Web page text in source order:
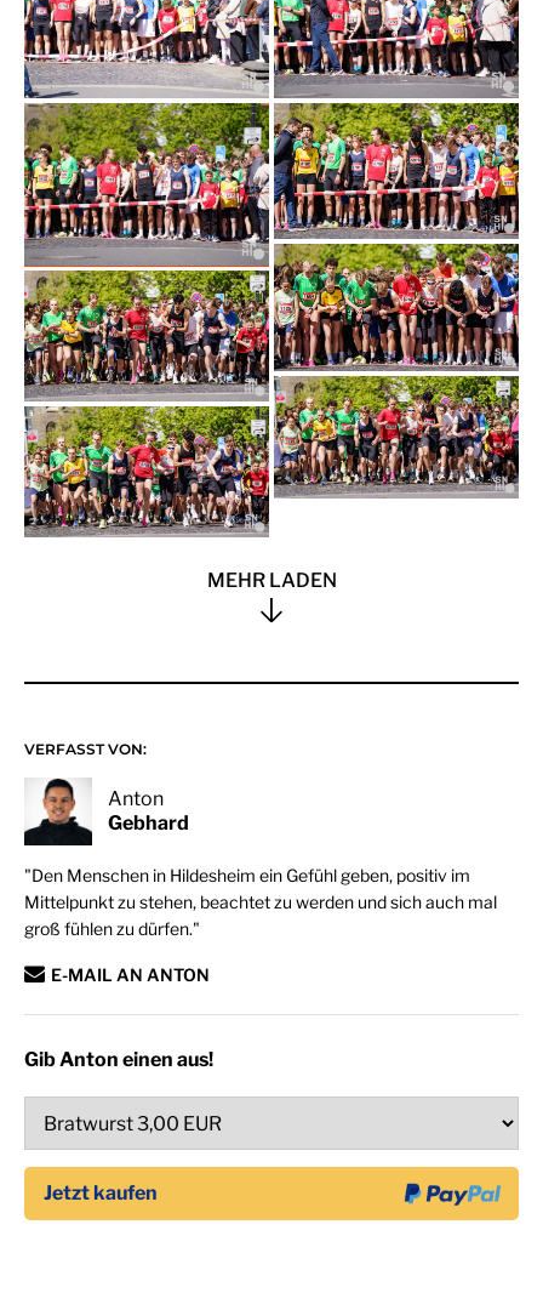
MEHR LADEN
VERFASST VON:
Anton
Gebhard
"Den Menschen in Hildesheim ein Gefühl geben, positiv im
Mittelpunkt zu stehen, beachtet zu werden und sich auch mal
groß fühlen zu dürfen."
E-MAIL AN ANTON
Gib Anton einen aus!